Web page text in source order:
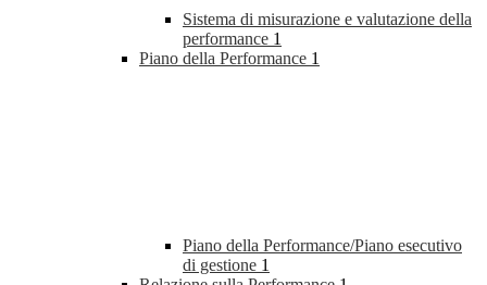
Sistema di misurazione e valutazione della
performance 1
Piano della Performance 1
Piano della Performance/Piano esecutivo
di gestione 1